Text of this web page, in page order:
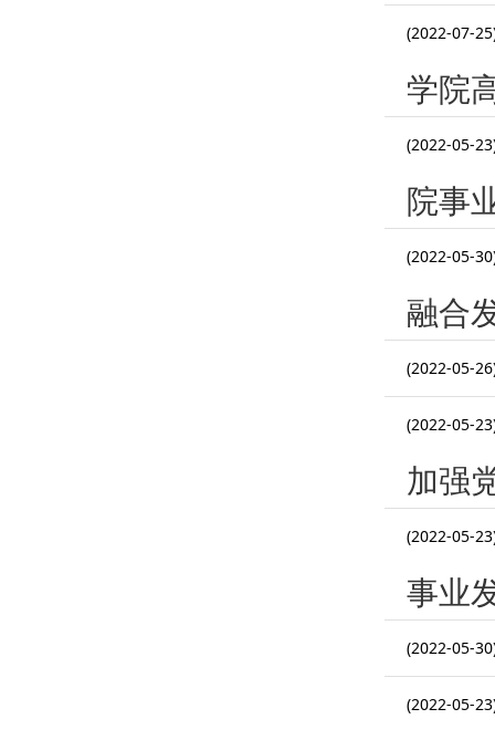
(2022-07-
学院
(2022-05-
院事
(2022-05-
融合
(2022-05-
(2022-05-
加强
(2022-05-
事业
(2022-05-
(2022-05-